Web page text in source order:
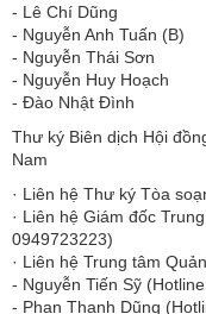
- Lê Chí Dũng
- Nguyễn Anh Tuấn (B)
- Nguyễn Thái Sơn
- Nguyễn Huy Hoạch
- Đào Nhật Đình
Thư ký Biên dịch Hội
Nam
· Liên hệ Thư ký Tòa
· Liên hệ Giám đốc
0949723223)
· Liên hệ Trung tâm
- Nguyễn Tiến Sỹ
- Phan Thanh Dũng